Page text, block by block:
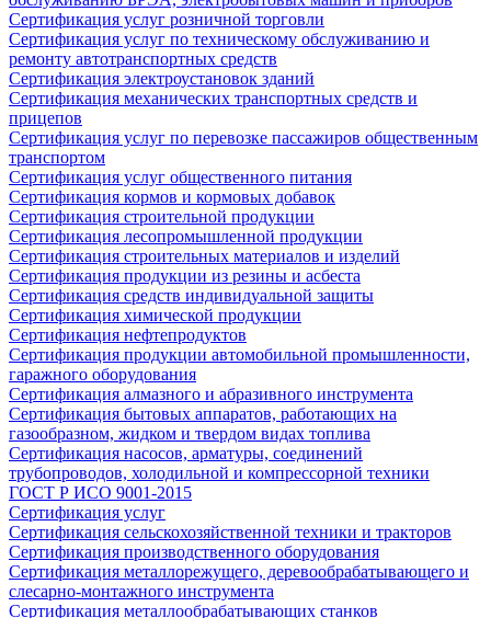
Сертификация услуг розничной торговли
Сертификация услуг по техническому обслуживанию и
ремонту автотранспортных средств
Сертификация электроустановок зданий
Сертификация механических транспортных средств и
прицепов
Сертификация услуг по перевозке пассажиров общественным
транспортом
Сертификация услуг общественного питания
Сертификация кормов и кормовых добавок
Сертификация строительной продукции
Сертификация лесопромышленной продукции
Сертификация строительных материалов и изделий
Сертификация продукции из резины и асбеста
Сертификация средств индивидуальной защиты
Сертификация химической продукции
Сертификация нефтепродуктов
Сертификация продукции автомобильной промышленности,
гаражного оборудования
Сертификация алмазного и абразивного инструмента
Сертификация бытовых аппаратов, работающих на
газообразном, жидком и твердом видах топлива
Сертификация насосов, арматуры, соединений
трубопроводов, холодильной и компрессорной техники
ГОСТ Р ИСО 9001-2015
Сертификация услуг
Сертификация сельскохозяйственной техники и тракторов
Сертификация производственного оборудования
Сертификация металлорежущего, деревообрабатывающего и
слесарно-монтажного инструмента
Сертификация металлообрабатывающих станков